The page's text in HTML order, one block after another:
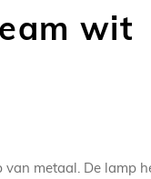
wit
metaal. De lamp